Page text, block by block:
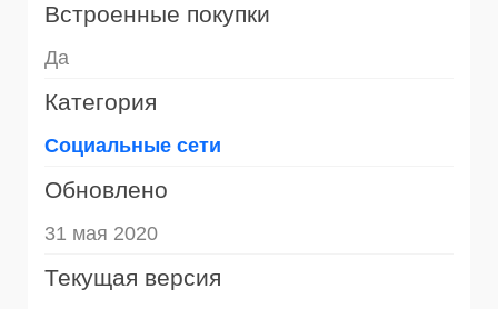
Встроенные покупки
Да
Категория
Социальные сети
Обновлено
31 мая 2020
Текущая версия